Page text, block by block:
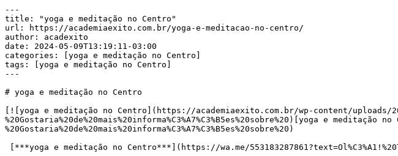
---
title: "yoga e meditação no Centro"
url: https://academiaexito.com.br/yoga-e-meditacao-no-centro/
author: acadexito
date: 2024-05-09T13:19:11-03:00
categories: [yoga e meditação no Centro]
tags: [yoga e meditação no Centro]
---
# yoga e meditação no Centro
[![yoga e meditação no Centro](https://academiaexito.com.br/wp-content/uploads/
%20Gostaria%20de%20mais%20informa%C3%A7%C3%B5es%20sobre%20)[yoga e
%20Gostaria%20de%20mais%20informa%C3%A7%C3%B5es%20sobre%20)